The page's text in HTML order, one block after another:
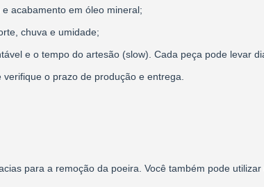
acabamento em óleo mineral;
chuva e umidade;
e o tempo do artesão (slow). Cada peça pode levar
o prazo de produção e entrega.
para a remoção da poeira. Você também pode